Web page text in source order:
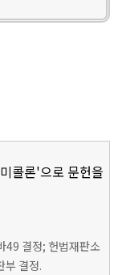
콜론'으로 문헌을
49 결정; 헌법재판소
부 결정.